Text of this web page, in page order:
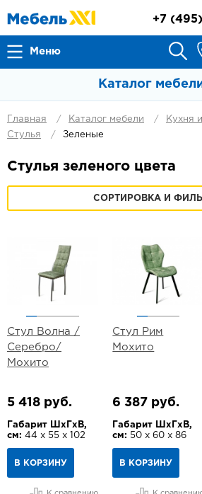
Меню
+7
Каталог
Главная Каталог мебели
Кухня
Стулья
Зеленые
Стулья зеленого цвета
СОРТИРОВКА И
Стул Волна /
Серебро/
Мохито
5 418 руб.
Габарит ШхГхВ,
см: 44 х 55 х 102
В КОРЗИНУ
Стул Рим
Мохито
6 387 руб.
Габарит ШхГхВ,
см: 50 х 60 х 86
В КОРЗИНУ